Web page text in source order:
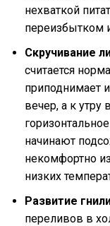
нехваткой
переизбытком
Скручивание
считается
приподнимает
вечер, а к
начинают
некомфортно
низких
Развитие
переливов в